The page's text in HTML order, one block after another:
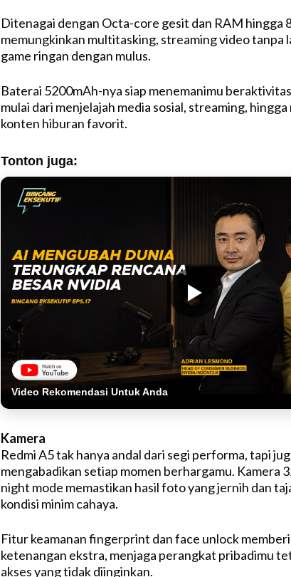
Ditenagai dengan Octa-core gesit dan RAM hingga
memungkinkan multitasking, streaming video tanpa
game ringan dengan mulus.
Baterai 5200mAh-nya siap menemanimu
mulai dari menjelajah media sosial, streaming,
konten hiburan favorit.
Tonton juga:
Video Rekomendasi Untuk Anda
Kamera
Redmi A5 tak hanya andal dari segi performa, tapi
mengabadikan setiap momen berhargamu. Kamera
night mode memastikan hasil foto yang jernih dan
kondisi minim cahaya.
Fitur keamanan fingerprint dan face unlock
ketenangan ekstra, menjaga perangkat pribadimu
akses yang tidak diinginkan.